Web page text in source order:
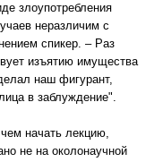
злоупотребления
неразличим с
спикер. – Раз
изъятию имущества
наш фигурант,
в заблуждение".
начать лекцию,
не на околонаучной